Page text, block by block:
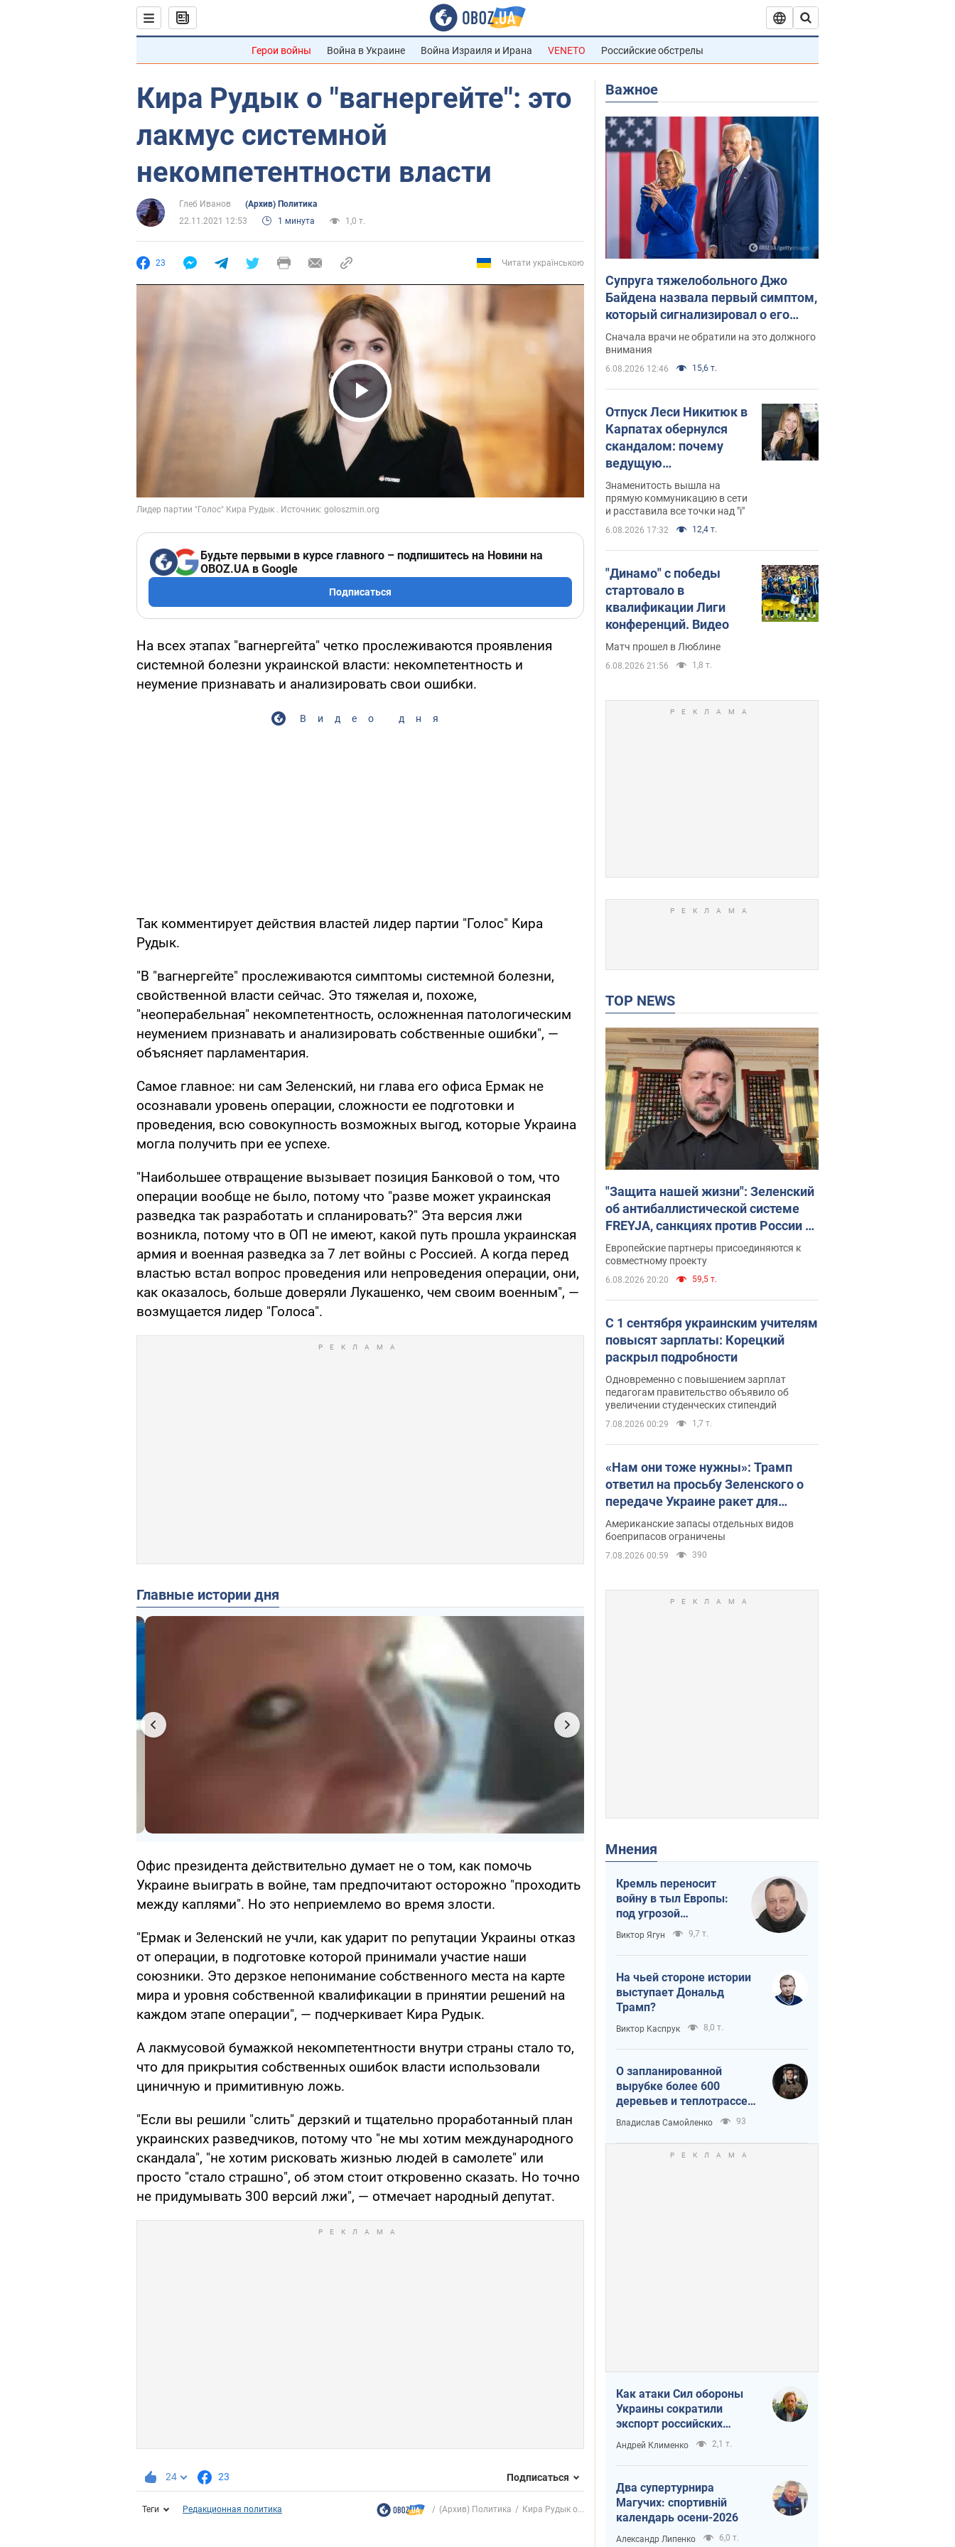
Герои войны Война в Украине Война Израиля и Ирана VENETO Российские обстрелы
Кира Рудык о "вагнергейте": это
лакмус системной
некомпетентности власти
Глеб Иванов
(Архив) Политика
22.11.2021 12:53
1 минута 1,0 т.
23 Читати українською
Play Video
Будьте первыми в курсе главного – подпишитесь на Новини на
OBOZ.UA в Google
Подписаться
На всех этапах "вагнергейта" четко прослеживаются проявления
системной болезни украинской власти: некомпетентность и
неумение признавать и анализировать свои ошибки.
Видео дня
Так комментирует действия властей лидер партии "Голос" Кира
Рудык.
"В "вагнергейте" прослеживаются симптомы системной болезни,
свойственной власти сейчас. Это тяжелая и, похоже,
"неоперабельная" некомпетентность, осложненная патологическим
неумением признавать и анализировать собственные ошибки", —
объясняет парламентария.
Самое главное: ни сам Зеленский, ни глава его офиса Ермак не
осознавали уровень операции, сложности ее подготовки и
проведения, всю совокупность возможных выгод, которые Украина
могла получить при ее успехе.
"Наибольшее отвращение вызывает позиция Банковой о том, что
операции вообще не было, потому что "разве может украинская
разведка так разработать и спланировать?" Эта версия лжи
возникла, потому что в ОП не имеют, какой путь прошла украинская
армия и военная разведка за 7 лет войны с Россией. А когда перед
властью встал вопрос проведения или непроведения операции, они,
как оказалось, больше доверяли Лукашенко, чем своим военным", —
возмущается лидер "Голоса".
Главные истории дня
Офис президента действительно думает не о том, как помочь
Украине выиграть в войне, там предпочитают осторожно "проходить
между каплями". Но это неприемлемо во время злости.
"Ермак и Зеленский не учли, как ударит по репутации Украины отказ
от операции, в подготовке которой принимали участие наши
союзники. Это дерзкое непонимание собственного места на карте
мира и уровня собственной квалификации в принятии решений на
каждом этапе операции", — подчеркивает Кира Рудык.
А лакмусовой бумажкой некомпетентности внутри страны стало то,
что для прикрытия собственных ошибок власти использовали
циничную и примитивную ложь.
"Если вы решили "слить" дерзкий и тщательно проработанный план
украинских разведчиков, потому что "не мы хотим международного
скандала", "не хотим рисковать жизнью людей в самолете" или
просто "стало страшно", об этом стоит откровенно сказать. Но точно
не придумывать 300 версий лжи", — отмечает народный депутат.
24 23 Подписаться
Теги Редакционная политика (Архив) Политика Кира Рудык о...
Важное
Супруга тяжелобольного Джо
Байдена назвала первый симптом,
который сигнализировал о его
"агрессивном" раке
Сначала врачи не обратили на это должного
внимания
6.08.2026 12:46 15,6 т.
Отпуск Леси Никитюк в
Карпатах обернулся
скандалом: почему
ведущую
несправедливо
захейтили
Знаменитость вышла на
прямую коммуникацию в сети
и расставила все точки над "i"
6.08.2026 17:32 12,4 т.
"Динамо" с победы
стартовало в
квалификации Лиги
конференций. Видео
Матч прошел в Люблине
6.08.2026 21:56 1,8 т.
TOP NEWS
"Защита нашей жизни": Зеленский
об антибаллистической системе
FREYJA, санкциях против России и
поддержке аграриев. Видео
Европейские партнеры присоединяются к
совместному проекту
6.08.2026 20:20 59,5 т.
С 1 сентября украинским учителям
повысят зарплаты: Корецкий
раскрыл подробности
Одновременно с повышением зарплат
педагогам правительство объявило об
увеличении студенческих стипендий
7.08.2026 00:29 1,7 т.
«Нам они тоже нужны»: Трамп
ответил на просьбу Зеленского о
передаче Украине ракет для
Patriot
Американские запасы отдельных видов
боеприпасов ограничены
7.08.2026 00:59 390
Мнения
Кремль переносит
войну в тыл Европы:
под угрозой
критическая
логистика
Виктор Ягун 9,7 т.
На чьей стороне истории
выступает Дональд
Трамп?
Виктор Каспрук 8,0 т.
О запланированной
вырубке более 600
деревьев и теплотрассе:
что происходит на
Теремках в Киеве
Владислав Самойленко 93
Как атаки Сил обороны
Украины сократили
экспорт российских
нефтепродуктов
Андрей Клименко 2,1 т.
Два супертурнира
Магучих: спортивній
календарь осени-2026
Александр Липенко 6,0 т.